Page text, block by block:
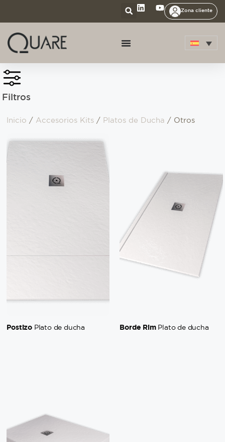
Zona cliente
Filtros
Inicio / Accesorios Kits / Platos de Ducha / Otros
Postizo Plato de ducha Borde RimPlato de ducha